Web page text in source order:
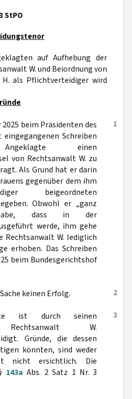
StPO
auf Aufhebung der
W. und Beiordnung von
als Pflichtverteidiger wird
1
beim Präsidenten des
Schreiben
einen
von Rechtsanwalt W. zu
Als Grund hat er darin
gegenüber dem ihm
beigeordneten
Obwohl er „ganz
dass in der
werde, ihm gehe
Rechtsanwalt W. lediglich
erhoben. Das Schreiben
beim Bundesgerichtshof
2
keinen Erfolg.
3
ist durch seinen
Rechtsanwalt W.
Gründe, die dessen
könnten, sind weder
nicht ersichtlich. Die
143a Abs. 2 Satz 1 Nr. 3